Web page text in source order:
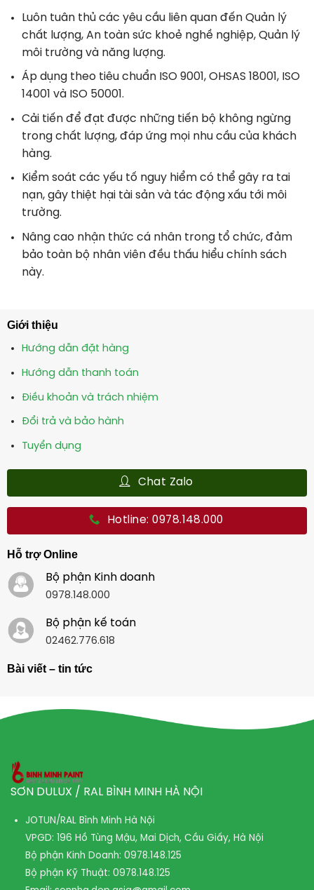
Luôn tuân thủ các yêu cầu liên quan đến Quản lý
chất lượng, An toàn sức khoẻ nghề nghiệp, Quản lý
môi trường và năng lượng.
Áp dụng theo tiêu chuẩn ISO 9001, OHSAS 18001, ISO
14001 và ISO 50001.
Cải tiến để đạt được những tiến bộ không ngừng
trong chất lượng, đáp ứng mọi nhu cầu của khách
hàng.
Kiểm soát các yếu tố nguy hiểm có thể gây ra tai
nạn, gây thiệt hại tài sản và tác động xấu tới môi
trường.
Nâng cao nhận thức cá nhân trong tổ chức, đảm
bảo toàn bộ nhân viên đều thấu hiểu chính sách
này.
Giới thiệu
Hướng dẫn đặt hàng
Hướng dẫn thanh toán
Điều khoản và trách nhiệm
Đổi trả và bảo hành
Tuyển dụng
Chat Zalo
Hotline: 0978.148.000
Hỗ trợ Online
Bộ phận Kinh doanh
0978.148.000
Bộ phận kế toán
02462.776.618
Bài viết – tin tức
SƠN DULUX / RAL BÌNH MINH HÀ NỘI
JOTUN/RAL Bình Minh Hà Nội
VPGD: 196 Hồ Tùng Mậu, Mai Dịch, Cầu Giấy, Hà Nội
Bộ phận Kinh Doanh: 0978.148.125
Bộ phận Kỹ Thuật: 0978.148.125